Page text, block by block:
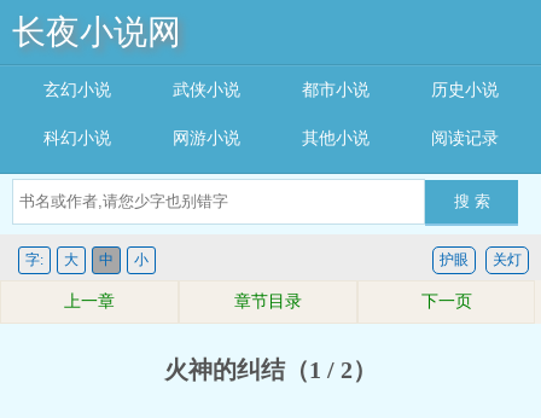
长夜小说网
搜 索
玄幻小说 武侠小说 都市小说 历史小说
科幻小说 网游小说 其他小说 阅读记录
字: 大 中 小 关灯
护眼
火神的纠结（1 / 2）
上一章 章节目录 下一页